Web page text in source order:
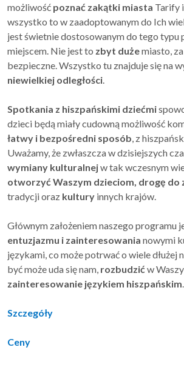
możliwość poznać zakątki miasta Tarify
wszystko to w zaadoptowanym do Ich
jest świetnie dostosowanym do tego typu
miejscem. Nie jest to zbyt dużemiasto,
bezpieczne. Wszystko tu znajduje się na
niewielkiej odległości.
Spotkania z hiszpańskimi dziećmi
dzieci będą miały cudowną możliwość
łatwy i bezpośredni sposób, z
Uważamy, że zwłaszcza w dzisiejszych
wymiany kulturalnejw tak wczesnym
otworzyć Waszym dzieciom, drogę do
tradycji oraz kultury innych krajów.
Głównym założeniem naszego programu
entuzjazmu i zainteresowania nowymi
językami, co może potrwać o wiele dłużej
być może uda się nam, rozbudzićw
zainteresowanie językiem hiszpańskim.
Szczegóły
Ceny